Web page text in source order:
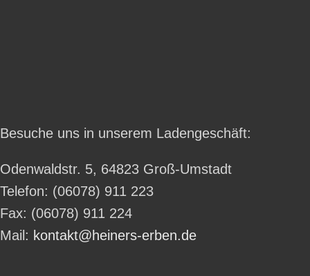
Besuche uns in unserem Ladengeschäft:
Odenwaldstr. 5, 64823 Groß-Umstadt
Telefon: (06078) 911 223
Fax: (06078) 911 224
Mail: kontakt@heiners-erben.de